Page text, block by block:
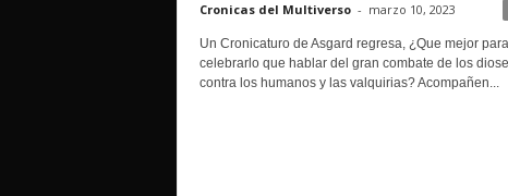
Cronicas del Multiverso - marzo 10, 2023
Un Cronicaturo de Asgard regresa, ¿Que mejor para
celebrarlo que hablar del gran combate de los
contra los humanos y las valquirias? Acompañen...